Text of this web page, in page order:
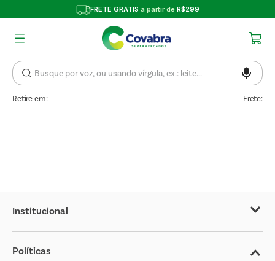
FRETE GRÁTIS a partir deR$299
Retire em: Frete:
Institucional
Sobre o Covabra
Nossas Lojas
Políticas